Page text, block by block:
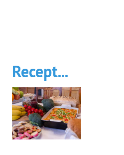
Recept...